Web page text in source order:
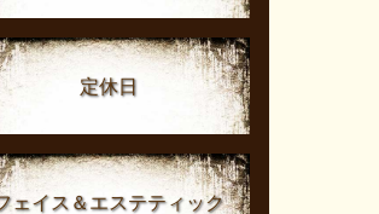
定休日
ェイス＆エステティック